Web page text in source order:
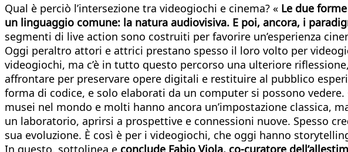
Qual è perciò l’intersezione tra videogiochi e cinema? « Le due
un linguaggio comune: la natura audiovisiva. E poi, ancora, i
segmenti di live action sono costruiti per favorire un’esperienza
Oggi peraltro attori e attrici prestano spesso il loro volto per
videogiochi, ma c’è in tutto questo percorso una ulteriore
affrontare per preservare opere digitali e restituire al pubblico
forma di codice, e solo elaborati da un computer si possono
musei nel mondo e molti hanno ancora un’impostazione classica,
un laboratorio, aprirsi a prospettive e connessioni nuove. Spesso
sua evoluzione. È così è per i videogiochi, che oggi hanno
In questo, sottolinea e conclude Fabio Viola, co-curatore